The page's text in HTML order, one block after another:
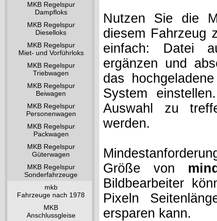
MKB Regelspur
Dampfloks
MKB Regelspur
Dieselloks
MKB Regelspur
Miet- und Vorführloks
MKB Regelspur
Triebwagen
MKB Regelspur
Beiwagen
MKB Regelspur
Personenwagen
MKB Regelspur
Packwagen
MKB Regelspur
Güterwagen
MKB Regelspur
Sonderfahrzeuge
mkb
Fahrzeuge nach 1978
MKB
Anschlussgleise
Nutzen Sie die
diesem Fahrzeug
einfach: Datei
ergänzen und
das
System
Auswahl zu
werden.
Größe von
Bildbearbeiter
Pixeln
ersparen kann.